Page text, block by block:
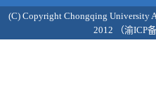
(C) Copyright Chongqing University
2012 （渝ICP